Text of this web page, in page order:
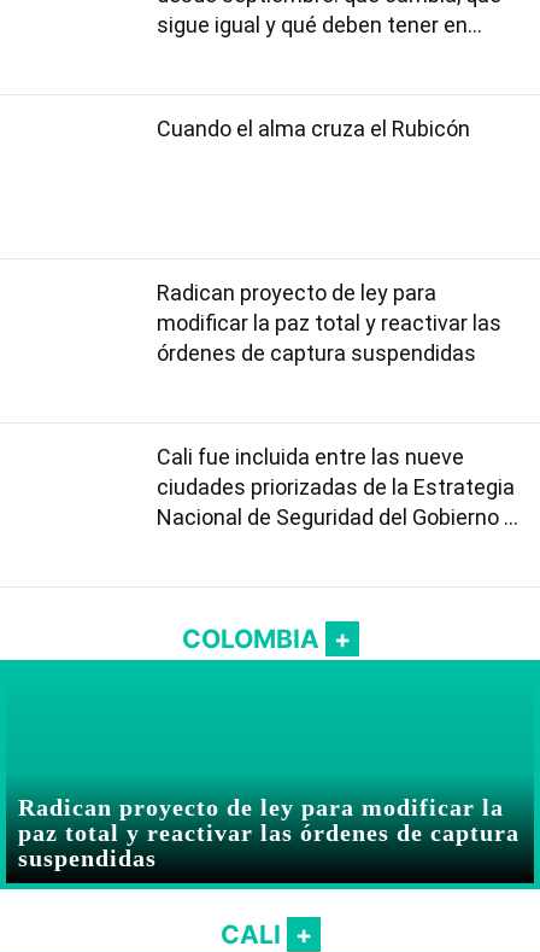
sigue igual y qué deben tener en
Cuando el alma cruza el Rubicón
Radican proyecto de ley para
modificar la paz total y reactivar las
órdenes de captura suspendidas
Cali fue incluida entre las nueve
ciudades priorizadas de la Estrategia
Nacional de Seguridad del Gobierno de
COLOMBIA
Radican proyecto de ley para modificar la
paz total y reactivar las órdenes de captura
suspendidas
CALI